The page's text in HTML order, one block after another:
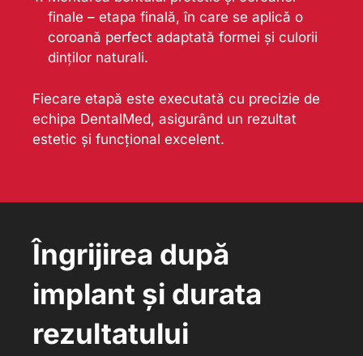
finale – etapa finală, în care se aplică o
coroană perfect adaptată formei și culorii
dinților naturali.
Fiecare etapă este executată cu precizie de
echipa DentalMed, asigurând un rezultat
estetic și funcțional excelent.
Îngrijirea după
implant și durata
rezultatului